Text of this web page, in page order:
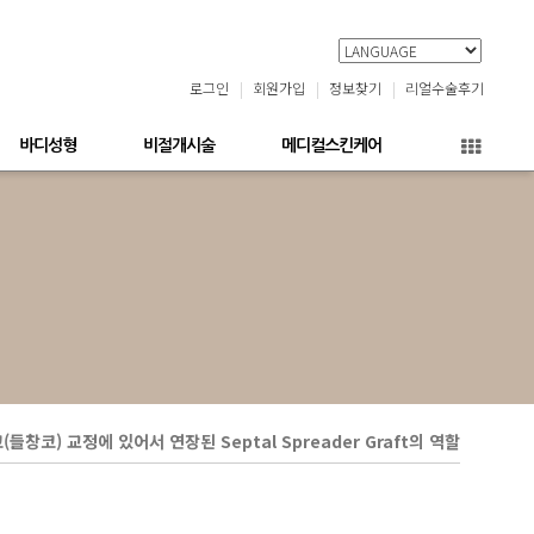
로그인 회원가입 정보찾기 리얼수술후기
바디성형 비절개시술 메디컬스킨케어
(들창코) 교정에 있어서 연장된 Septal Spreader Graft의 역할